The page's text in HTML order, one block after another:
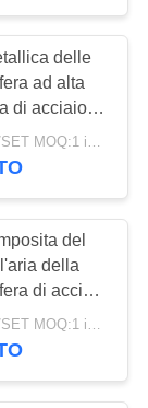
44
17
delle
ad alta
di acciaio
doppia per
USD 50~500/SET MOQ:1 insieme
del
della
di acciaio
DN50-
USD 50~500/SET MOQ:1 insieme